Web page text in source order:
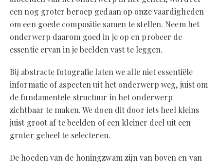
een nog groter beroep gedaan op onze vaardigheden
om een goede compositie samen te stellen. Neem het
onderwerp daarom goed in je op en probeer de
essentie ervan in je beelden vast te leggen.
Bij abstracte fotografie laten we alle niet essentiële
informatie of aspecten uit het onderwerp weg, juist om
de fundamentele structuur in het onderwerp
zichtbaar te maken. We doen dit door iets heel kleins
juist groot af te beelden of een kleiner deel uit een
groter geheel te selecteren.
De hoeden van de honingzwam zijn van boven en van